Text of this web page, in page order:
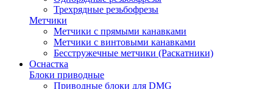
Трехрядные резьбофрезы
Метчики
Метчики с прямыми канавками
Метчики с винтовыми канавками
Бесстружечные метчики (Раскатники)
Оснастка
Блоки приводные
Приводные блоки для DMG